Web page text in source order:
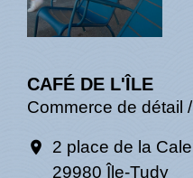
CAFÉ DE L'ÎLE
Commerce de détail
location_on
2 place de la Cale
29980 Île-Tudy